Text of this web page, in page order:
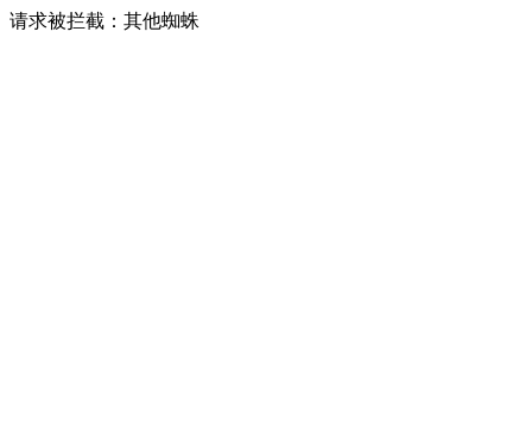
请求被拦截：其他蜘蛛